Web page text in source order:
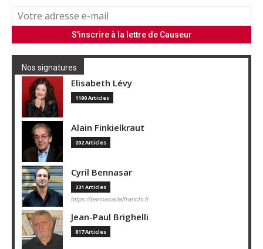
Nos signatures
Elisabeth Lévy
1190 Articles
Alain Finkielkraut
202 Articles
Cyril Bennasar
231 Articles
https://bennasarlaffranchi.fr
Jean-Paul Brighelli
817 Articles